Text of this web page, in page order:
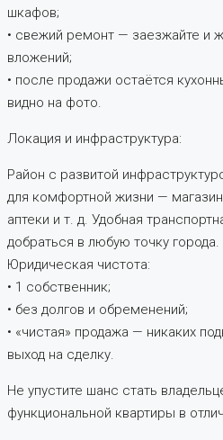
шкафов;
• свежий ремонт — заезжайте и
вложений;
• после продажи остаётся
видно на фото.
Локация и инфраструктура:
Район с развитой
для комфортной жизни —
аптеки и т. д. Удобная
добраться в любую точку города.
Юридическая чистота:
• 1 собственник;
• без долгов и обременений;
• «чистая» продажа — никаких
выход на сделку.
Не упустите шанс стать
функциональной квартиры в